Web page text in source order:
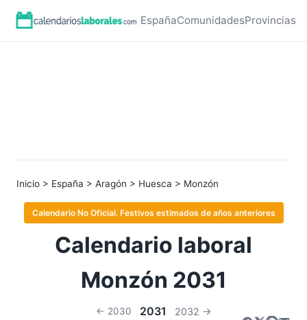
EspañaComunidadesProvincias
Inicio > España > Aragón > Huesca > Monzón
Calendario No Oficial. Festivos estimados de años anteriores
Calendario laboral
Monzón 2031
← 2030 2031 2032 →